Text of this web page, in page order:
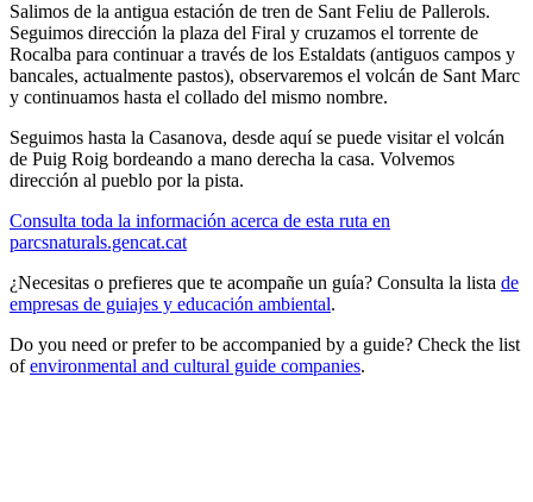
Salimos de la antigua estación de tren de Sant Feliu de Pallerols.
Seguimos dirección la plaza del Firal y cruzamos el torrente de
Rocalba para continuar a través de los Estaldats (antiguos campos y
bancales, actualmente pastos), observaremos el volcán de Sant Marc
y continuamos hasta el collado del mismo nombre.
Seguimos hasta la Casanova, desde aquí se puede visitar el volcán
de Puig Roig bordeando a mano derecha la casa. Volvemos
dirección al pueblo por la pista.
Consulta toda la información acerca de esta ruta en
parcsnaturals.gencat.cat
¿Necesitas o prefieres que te acompañe un guía? Consulta la lista de
empresas de guiajes y educación ambiental.
Do you need or prefer to be accompanied by a guide? Check the list
ofenvironmental and cultural guide companies.